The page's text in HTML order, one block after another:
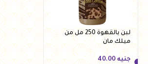
لبن بالقهوة 250 مل من
ميلك مان
جنيه 40.00